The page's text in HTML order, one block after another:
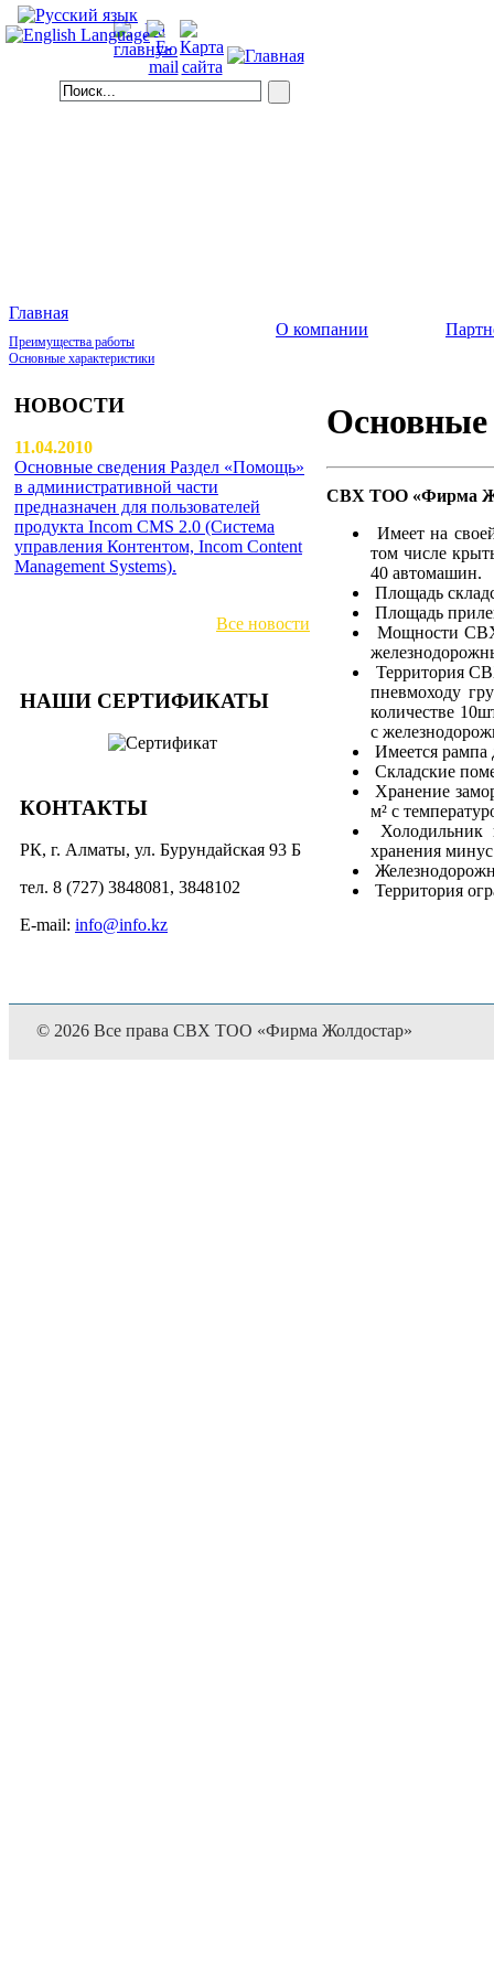
Главная
Преимущества работы
Основные характеристики
О компании
НОВОСТИ
11.04.2010
Основные сведения Раздел «Помощь»
в административной части
предназначен для пользователей
продукта Incom CMS 2.0 (Система
управления Контентом, Incom Content
Management Systems).
Все новости
НАШИ СЕРТИФИКАТЫ
КОНТАКТЫ
РК, г. Алматы, ул. Бурундайская 93 Б
тел. 8 (727) 3848081, 3848102
E-mail: info@info.kz
Основные
СВХ ТОО «Фирма
Имеет на
том числе
40 автомашин.
Площадь
Площадь
Мощности СВХ
Территория
пневмоходу
количестве
с
Имеется рампа
Складские
Хранение
м² с
Холодильник
хранения минус
Территория
© 2026 Все права СВХ ТОО «Фирма Жолдостар»